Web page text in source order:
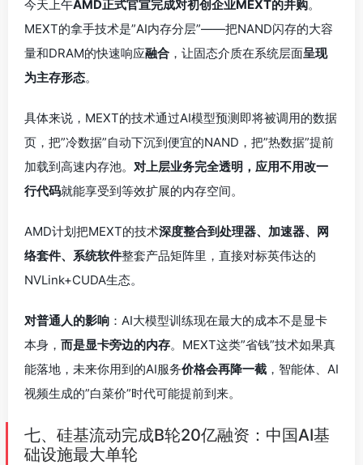
今天上午AMD正式官宣完成对初创企业MEXT的并购。
MEXT的拿手技术是”AI内存分层”——把NAND闪存的大容
量和DRAM的快速响应融合 ，让固态介质在系统层面呈现
为主存形态。
具体来说，MEXT的技术通过AI模型预测即将被调用的数据
页，把”冷数据”自动下沉到便宜的NAND，把”热数据”提前
加载到高速内存池。 对上层业务完全透明，应用不用改一
行代码就能享受到等效扩展的内存空间。
AMD计划把MEXT的技术深度整合到处理器、加速器、网
络套件、系统软件整套产品矩阵里，直接对标英伟达的
NVLink+CUDA生态。
对普通人的影响 ：AI大模型训练现在最大的成本不是显卡
本身， 而是显卡旁边的内存。MEXT这类”省钱”技术如果真
能落地，未来你用到的AI服务价格会再降一截 ，智能体、AI
视频生成的”白菜价”时代可能提前到来。
七、硅基流动完成B轮20亿融资：中国AI基
础设施最大单轮